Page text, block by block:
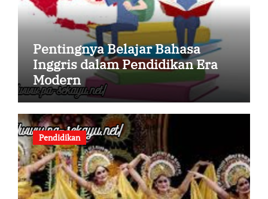
Pentingnya Belajar Bahasa
Inggris dalam Pendidikan Era
Modern
Pendidikan